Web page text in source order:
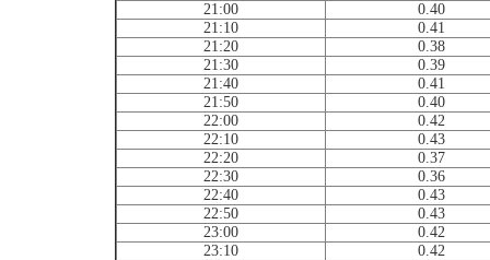
21:00
0.40
21:10
0.41
21:20
0.38
21:30
0.39
21:40
0.41
21:50
0.40
22:00
0.42
22:10
0.43
22:20
0.37
22:30
0.36
22:40
0.43
22:50
0.43
23:00
0.42
23:10
0.42